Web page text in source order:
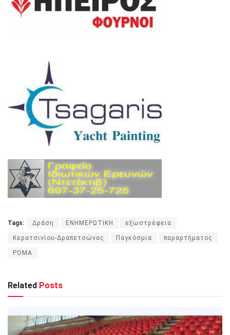
Tags: Δράση ΕΝΗΜΕΡΩΤΙΚΗ εξωστρέφεια
Κερατσινίου-Δραπετσώνας Παγκόσμια παραρτήματος
ΡΟΜΑ
Related Posts